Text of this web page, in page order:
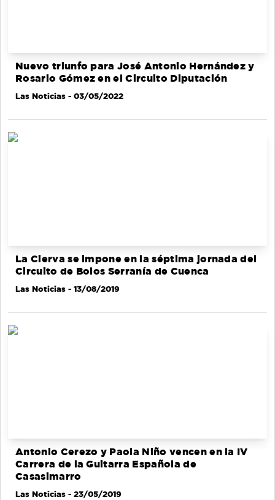
Nuevo triunfo para José Antonio Hernández y
Rosario Gómez en el Circuito Diputación
Las Noticias - 03/05/2022
La Cierva se impone en la séptima jornada del
Circuito de Bolos Serranía de Cuenca
Las Noticias - 13/08/2019
Antonio Cerezo y Paola Niño vencen en la IV
Carrera de la Guitarra Española de
Casasimarro
Las Noticias - 23/05/2019